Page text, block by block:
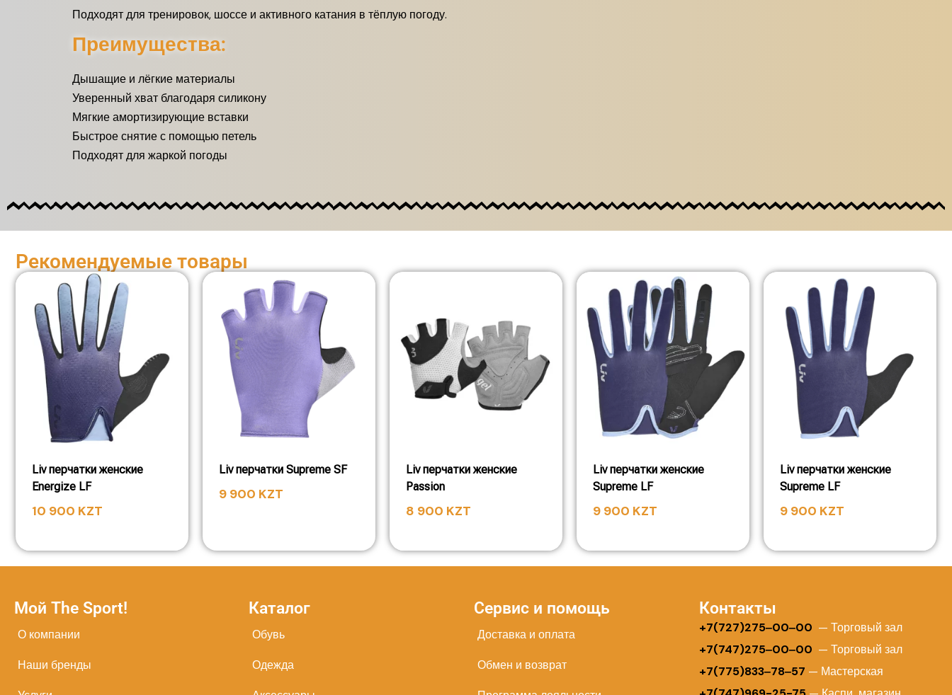
Подходят для тренировок, шоссе и активного катания в тёплую погоду.
Преимущества:
Дышащие и лёгкие материалы
Уверенный хват благодаря силикону
Мягкие амортизирующие вставки
Быстрое снятие с помощью петель
Подходят для жаркой погоды
Рекомендуемые товары
Liv перчатки женские
Energize LF
10 900 KZT
Liv перчатки Supreme SF
9 900 KZT
Liv перчатки женские
Passion
8 900 KZT
Liv перчатки женские
Supreme LF
9 900 KZT
Liv перчатки женские
Supreme LF
9 900 KZT
Мой The Sport!
О компании
Наши бренды
Каталог
Обувь
Одежда
Сервис и помощь
Доставка и оплата
Обмен и возврат
Контакты
+7(727)275‒00‒00 — Торговый зал
+7(747)275‒00‒00 — Торговый зал
+7(775)833‒78‒57 — Мастерская